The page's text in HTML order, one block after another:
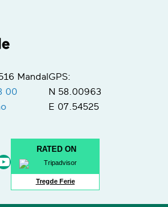
Mandal
00
GPS:
N 58.00963
E 07.54525
RATED ON
Tregde Ferie